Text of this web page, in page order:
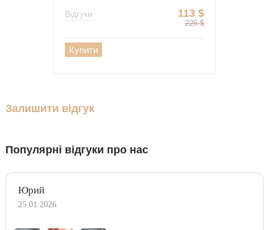
113 $
226 $
Відгуки
Купити
Залишити відгук
Популярні відгуки про нас
Юрий
25.01.2026